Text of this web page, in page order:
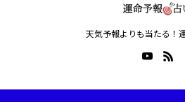
天気予報よりも当たる！